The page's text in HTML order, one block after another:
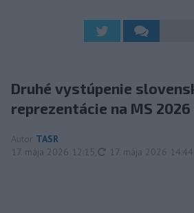
Druhé vystúpenie
reprezentácie na MS
Autor TASR
17. mája 2026 12:15
aktualizované
17. mája 2026 14:44